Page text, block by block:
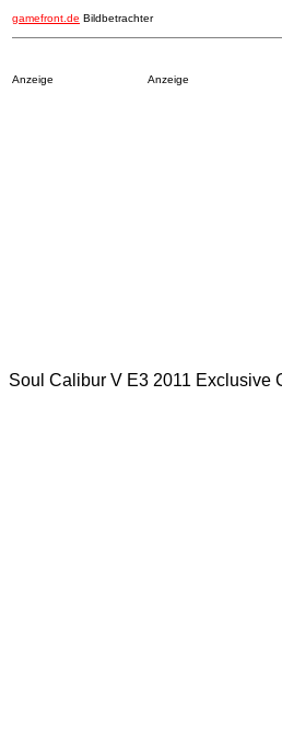
gamefront.de Bildbetrachter
Anzeige Anzeige
Soul Calibur V E3 2011 Exclusive